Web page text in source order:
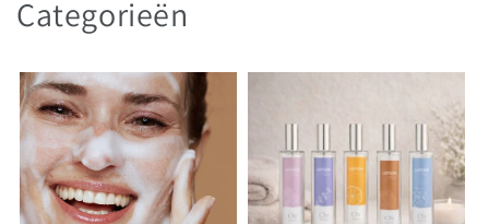
Categorieën